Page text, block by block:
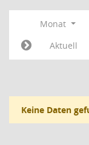
Monat
Aktuell
Keine Daten